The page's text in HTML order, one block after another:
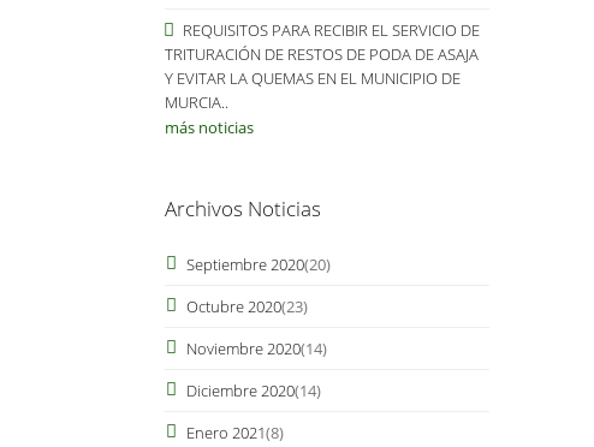
REQUISITOS PARA RECIBIR EL SERVICIO DE
TRITURACIÓN DE RESTOS DE PODA DE ASAJA
Y EVITAR LA QUEMAS EN EL MUNICIPIO DE
MURCIA..
más noticias
Archivos Noticias
Septiembre 2020(20)
Octubre 2020(23)
Noviembre 2020(14)
Diciembre 2020(14)
Enero 2021(8)